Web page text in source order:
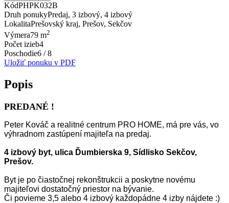
KódPHPK032B
Druh ponukyPredaj, 3 izbový, 4 izbový
LokalitaPrešovský kraj, Prešov, Sekčov
Výmera79 m2
Počet izieb4
Poschodie6 / 8
Uložiť ponuku v PDF
Popis
PREDANÉ ​!
Peter Kováč a realitné centrum PRO HOME, má pre vás, vo
výhradnom zastúpení majiteľa na predaj.
4 izbový byt, ulica Ďumbierska 9, Sídlisko Sekčov,
Prešov.
Byt je po čiastočnej rekonštrukcii a poskytne novému
majiteľovi dostatočný priestor na bývanie.
Či povieme 3,5 alebo 4 izbový každopádne 4 izby nájdete :)